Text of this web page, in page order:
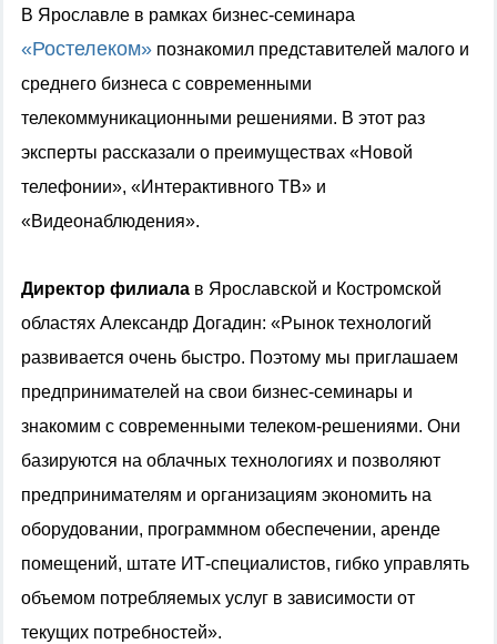
В Ярославле в рамках бизнес-семинара
«Ростелеком» познакомил представителей малого и
среднего бизнеса с современными
телекоммуникационными решениями. В этот раз
эксперты рассказали о преимуществах «Новой
телефонии», «Интерактивного ТВ» и
«Видеонаблюдения».
Директор филиала в Ярославской и Костромской
областях Александр Догадин: «Рынок технологий
развивается очень быстро. Поэтому мы приглашаем
предпринимателей на свои бизнес-семинары и
знакомим с современными телеком-решениями. Они
базируются на облачных технологиях и позволяют
предпринимателям и организациям экономить на
оборудовании, программном обеспечении, аренде
помещений, штате ИТ-специалистов, гибко управлять
объемом потребляемых услуг в зависимости от
текущих потребностей».